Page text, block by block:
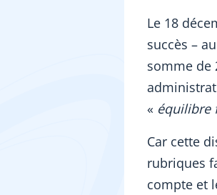
Le 18
succès –
somme de
« équilibre
Car cette
rubriques
compte et